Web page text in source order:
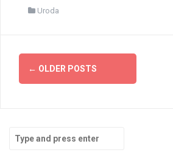
Uroda
Posts
navigation
← OLDER POSTS
for: